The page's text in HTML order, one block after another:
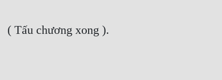
( Tấu chương xong ).